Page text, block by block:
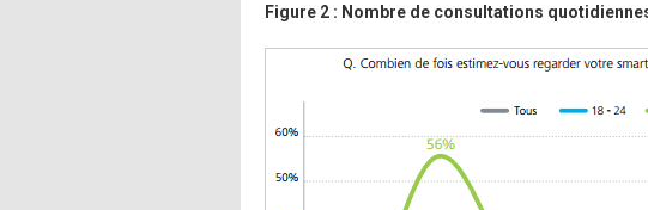
Figure 2 : Nombre de consultations